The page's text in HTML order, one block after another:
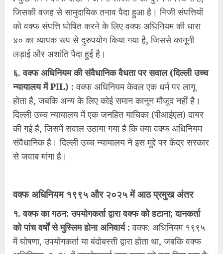
जिसकी वजह से सामुदायिक तनाव पैदा हुआ है। निजी संपत्तियों
को वक्फ संपत्ति घोषित करने के लिए वक्फ अधिनियम की धारा
४० का व्यापक रूप से दुरुपयोग किया गया है, जिससे कानूनी
लड़ाई और अशांति पैदा हुई है।
६. वक्फ अधिनियम की संवैधानिक वैधता पर सवाल (दिल्ली उच्च
न्यायालय में PIL) : वक्फ अधिनियम केवल एक धर्म पर लागू
होता है, जबकि अन्य के लिए कोई समान कानून मौजूद नहीं है।
दिल्ली उच्च न्यायालय में एक जनहित याचिका (पीआईएल) दायर
की गई है, जिसमें सवाल उठाया गया है कि क्या वक्फ अधिनियम
संवैधानिक है। दिल्ली उच्च न्यायालय ने इस मुद्दे पर केंद्र सरकार
से जवाब मांगा है।
वक्फ अधिनियम १९९५ और २०२५ में आठ प्रमुख अंतर
१. वक्फ का गठन: उपयोगकर्ता द्वारा वक्फ को हटाना; दानकर्ता
को पांच वर्षों से मुस्लिम होना अनिवार्य : वक्फ: अधिनियम १९९५
में घोषणा, उपयोगकर्ता या बंदोबस्ती द्वारा होता था, जबकि वक्फ